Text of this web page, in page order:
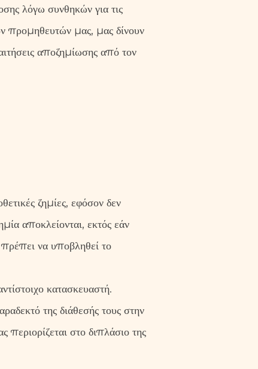
λόγω συνθηκών για τις
προμηθευτών μας, μας δίνουν
αποζημίωσης από τον
ζημίες, εφόσον δεν
αποκλείονται, εκτός εάν
να υποβληθεί το
κατασκευαστή.
της διάθεσής τους στην
στο διπλάσιο της